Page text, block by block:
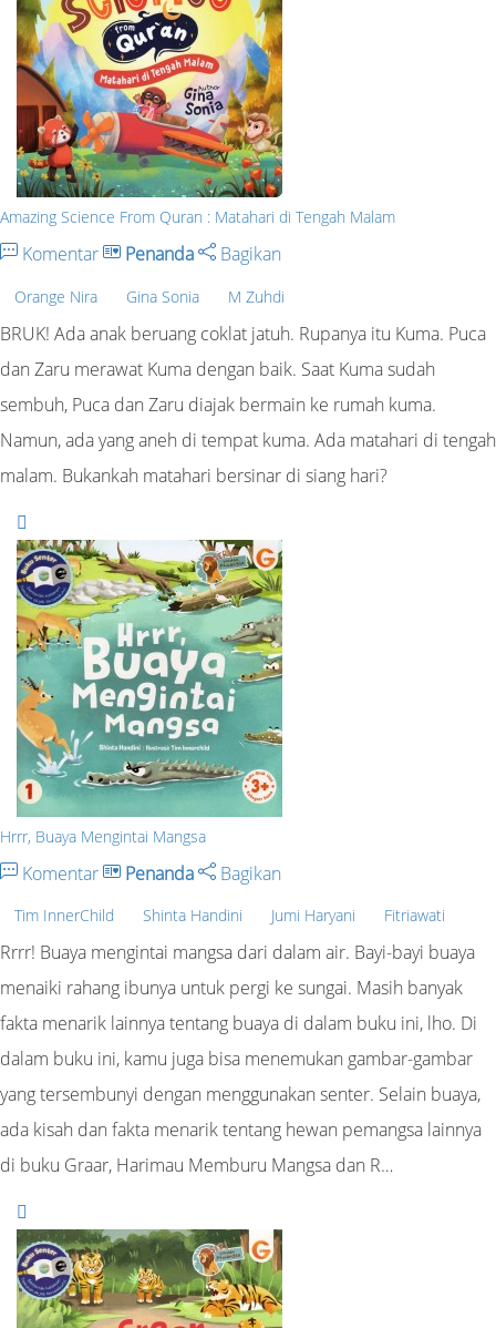
Amazing Science From Quran : Matahari di Tengah Malam
Komentar Penanda Bagikan
Orange Nira Gina Sonia M Zuhdi
BRUK! Ada anak beruang coklat jatuh. Rupanya itu Kuma. Puca
dan Zaru merawat Kuma dengan baik. Saat Kuma sudah
sembuh, Puca dan Zaru diajak bermain ke rumah kuma.
Namun, ada yang aneh di tempat kuma. Ada matahari di tengah
malam. Bukankah matahari bersinar di siang hari?
Hrrr, Buaya Mengintai Mangsa
Komentar Penanda Bagikan
Tim InnerChild Shinta Handini Jumi Haryani Fitriawati
Rrrr! Buaya mengintai mangsa dari dalam air. Bayi-bayi buaya
menaiki rahang ibunya untuk pergi ke sungai. Masih banyak
fakta menarik lainnya tentang buaya di dalam buku ini, lho. Di
dalam buku ini, kamu juga bisa menemukan gambar-gambar
yang tersembunyi dengan menggunakan senter. Selain buaya,
ada kisah dan fakta menarik tentang hewan pemangsa lainnya
di buku Graar, Harimau Memburu Mangsa dan R…